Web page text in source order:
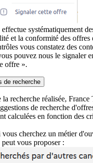
systématiquement
et la conformité des offres
vous constatez des
pouvez nous le signaler
offre ».
de recherche
recherche réalisée, France
de recherche
calculées en fonction des
vous cherchez un métier
vous proposer :